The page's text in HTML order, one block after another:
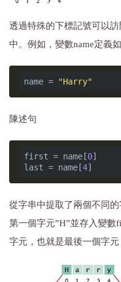
透過特殊的下標記號可以
中。例如，變數name定義如
name = "Harry"
陳述句
first = name[0]
last = name[4
從字串中提取了兩個不同
第一個字元”H”並存入變數
字元，也就是最後一個字元